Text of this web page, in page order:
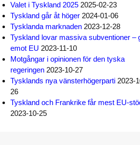
Valet i Tyskland 2025 2025-02-23
Tyskland går åt höger 2024-01-06
Tysklanda marknaden 2023-12-28
Tyskland lovar massiva subventioner –
emot EU 2023-11-10
Motgångar i opinionen för den tyska
regeringen 2023-10-27
Tysklands nya vänsterhögerparti 2023-
26
Tyskland och Frankrike får mest EU-
2023-10-25